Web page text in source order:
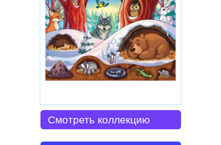
Смотреть коллекцию